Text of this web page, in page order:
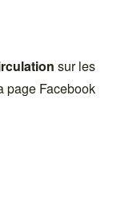
sur les
page Facebook